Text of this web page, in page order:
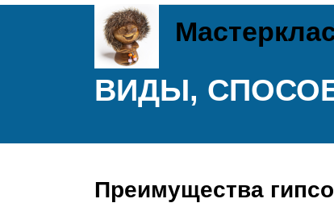
ВИДЫ,
Преимущества